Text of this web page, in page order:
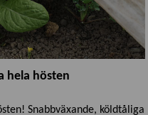
hela hösten
Snabbväxande, köldtåliga